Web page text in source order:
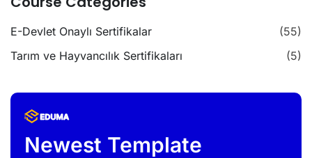
E-Devlet Onaylı Sertifikalar
(55)
Tarım ve Hayvancılık Sertifikaları
(5)
Newest Template